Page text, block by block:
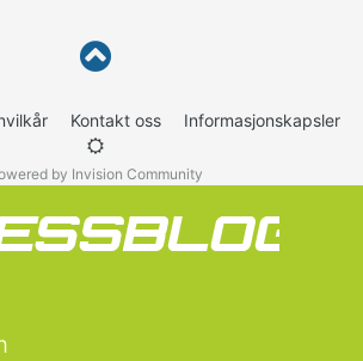
Kontakt oss Informasjonskapsler
by Invision Community